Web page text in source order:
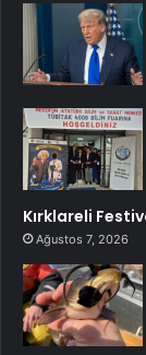
Kırklareli
Ağustos 7, 2026